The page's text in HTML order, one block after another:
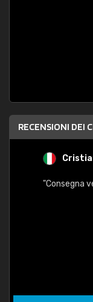
RECENSIONI DEI
"Consegna